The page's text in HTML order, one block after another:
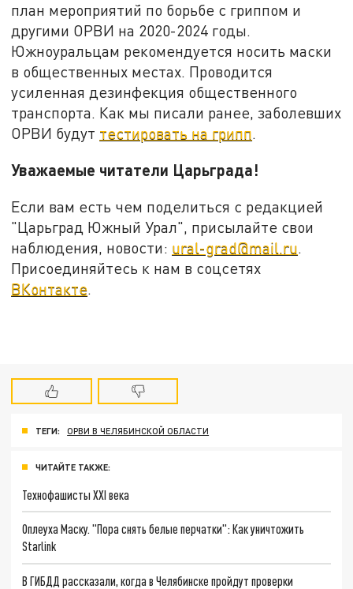
план мероприятий по борьбе с гриппом и
другими ОРВИ на 2020-2024 годы.
Южноуральцам рекомендуется носить маски
в общественных местах. Проводится
усиленная дезинфекция общественного
транспорта. Как мы писали ранее, заболевших
ОРВИ будут тестировать на грипп.
Уважаемые читатели Царьграда!
Если вам есть чем поделиться с редакцией
"Царьград Южный Урал", присылайте свои
наблюдения, новости: ural-grad@mail.ru
Присоединяйтесь к нам в соцсетях
ВКонтакте
ТЕГИ: ОРВИ В ЧЕЛЯБИНСКОЙ ОБЛАСТИ
ЧИТАЙТЕ ТАКЖЕ:
Технофашисты XXI века
Оплеуха Маску. "Пора снять белые перчатки": Как уничтожить
Starlink
В ГИБДД рассказали, когда в Челябинске пройдут проверки